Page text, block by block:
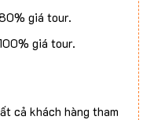
giá tour.
giá tour.
cả khách hàng tham